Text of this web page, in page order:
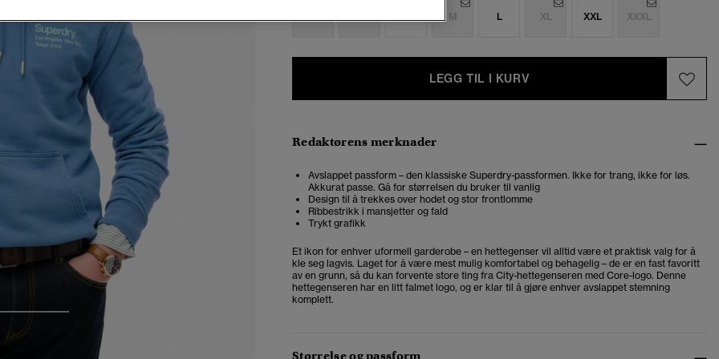
M L XL XXL XXXL
LEGG TIL I KURV
Redaktørens merknader
Avslappet passform – den klassiske Superdry-passformen. Ikke for trang, ikke for løs.
Akkurat passe. Gå for størrelsen du bruker til vanlig
Design til å trekkes over hodet og stor frontlomme
Ribbestrikk i mansjetter og fald
Trykt grafikk
Et ikon for enhver uformell garderobe – en hettegenser vil alltid være et praktisk valg for å
kle seg lagvis. Laget for å være mest mulig komfortabel og behagelig – de er en fast favoritt
av en grunn, så du kan forvente store ting fra City-hettegenseren med Core-logo. Denne
hettegenseren har en litt falmet logo, og er klar til å gjøre enhver avslappet stemning
komplett.
Størrelse og passform